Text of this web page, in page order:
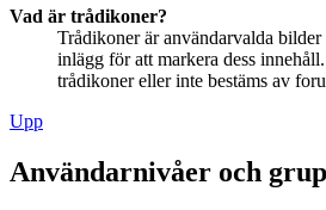
Vad är trådikoner?
Trådikoner är användarvalda
inlägg för att markera dess
trådikoner eller inte bestäms av
Upp
Användarnivåer och